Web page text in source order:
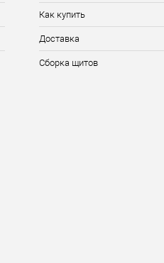
Как купить
Доставка
Сборка щитов